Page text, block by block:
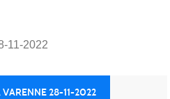
11-2022
VARENNE 28-11-2022